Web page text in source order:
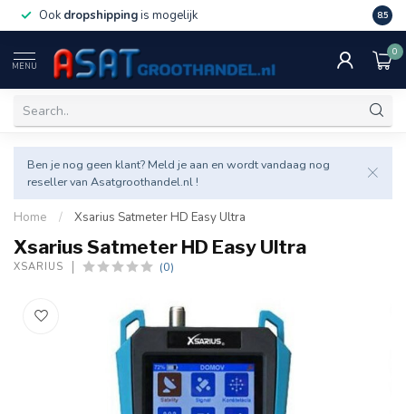
Ook dropshippingis mogelijk Veel
8.5
MENU
0
Ben je nog geen klant? Meld je aan en wordt vandaag nog
reseller van Asatgroothandel.nl !
Home / Xsarius Satmeter HD Easy Ultra
Xsarius Satmeter HD Easy Ultra
XSARIUS (0)